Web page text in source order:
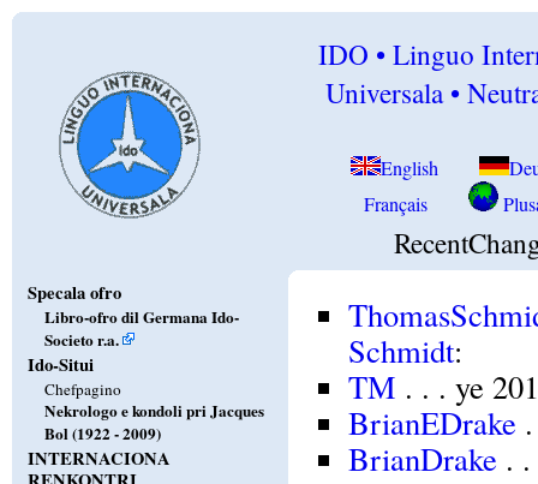
IDO • Linguo
Universala •
English
Français
Specala ofro
Libro-ofro dil Germana Ido-
Societo r.a.
Ido-Situi
Chefpagino
Nekrologo e kondoli pri Jacques
Bol (1922 - 2009)
INTERNACIONA
Schmidt:
TM . . . ye
BrianEDrake
BrianDrake .